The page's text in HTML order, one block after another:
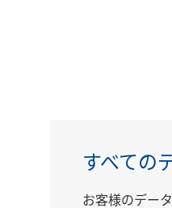
すべての
お客様のデー